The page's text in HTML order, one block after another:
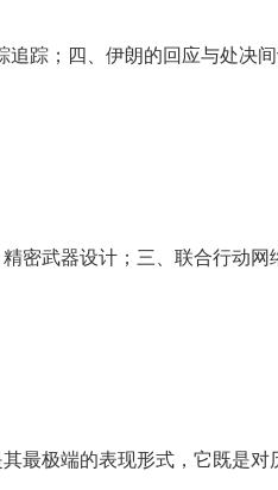
踪；四、伊朗的回应与处决
密武器设计；三、联合行动
最极端的表现形式，它既是